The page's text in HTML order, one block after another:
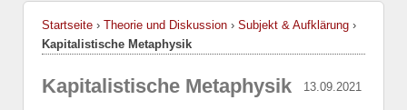
Startseite › Theorie und Diskussion › Subjekt & Aufklärung ›
Kapitalistische Metaphysik
13.09.2021
Kapitalistische Metaphysik